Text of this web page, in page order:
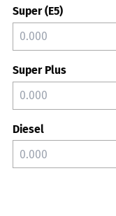
Super (E5)
Super Plus
Diesel